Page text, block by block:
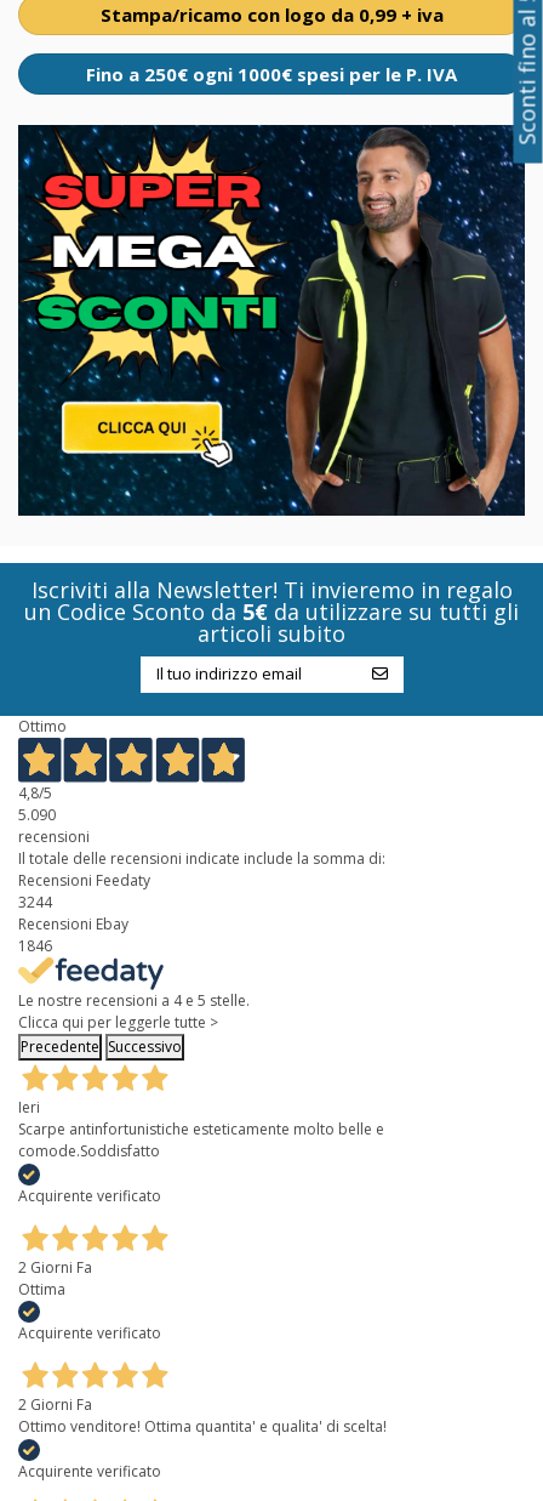
Stampa/ricamo con logo da 0,99 + iva
Fino a 250€ ogni 1000€ spesi per le P. IVA
Iscriviti alla Newsletter! Ti invieremo in regalo
un Codice Sconto da 5€ da utilizzare su tutti gli
articoli subito
Ottimo
4,8/5
5.090
recensioni
Il totale delle recensioni indicate include la somma di:
Recensioni Feedaty
3244
Recensioni Ebay
1846
Le nostre recensioni a 4 e 5 stelle.
Clicca qui per leggerle tutte >
Precedente Successivo
Ieri
Scarpe antinfortunistiche esteticamente molto belle e
comode.Soddisfatto
Acquirente verificato
2 Giorni Fa
Ottima
Acquirente verificato
2 Giorni Fa
Ottimo venditore! Ottima quantita' e qualita' di scelta!
Acquirente verificato
Sconti fino al 50%